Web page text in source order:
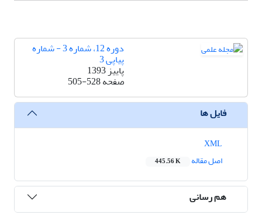
دوره 12، شماره 3 - شماره
پیاپی 3
پاییز 1393
صفحه505-528
فایل ها
اصل مقاله
445.56 K
هم رسانی